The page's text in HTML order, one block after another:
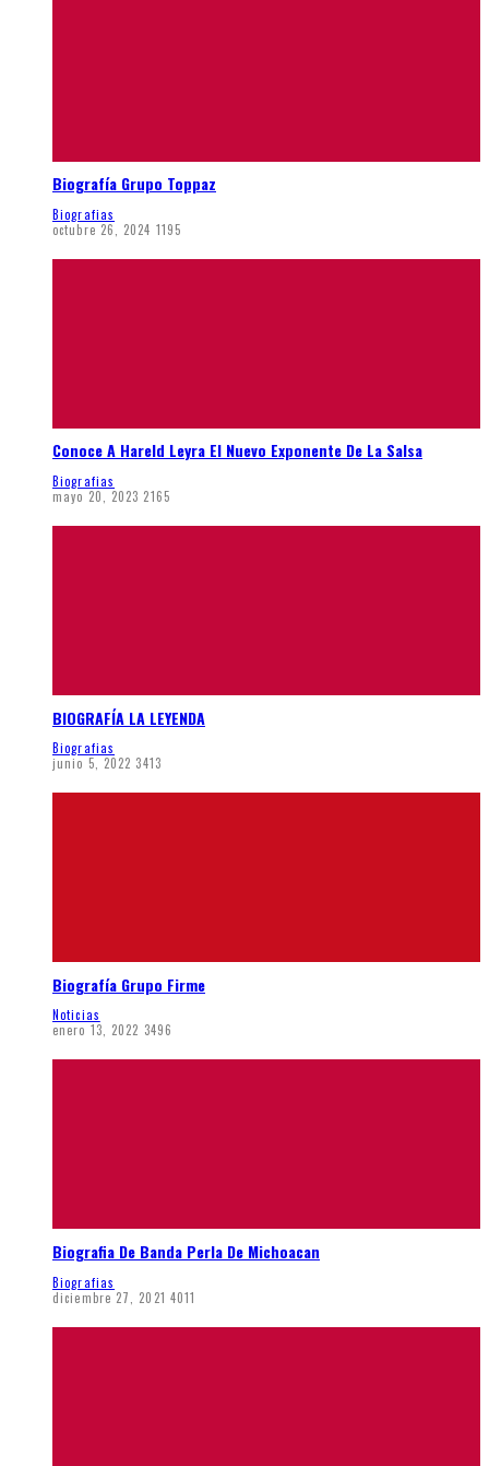
Biografía Grupo Toppaz
Biografias
octubre 26, 2024 1195
Conoce A Hareld Leyra El Nuevo Exponente De La Salsa
Biografias
mayo 20, 2023 2165
BIOGRAFÍA LA LEYENDA
Biografias
junio 5, 2022 3413
Biografía Grupo Firme
Noticias
enero 13, 2022 3496
Biografia De Banda Perla De Michoacan
Biografias
diciembre 27, 2021 4011